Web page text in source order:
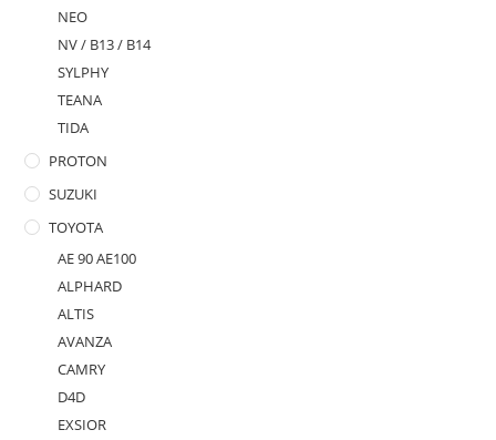
NEO
NV / B13 / B14
SYLPHY
TEANA
TIDA
PROTON
SUZUKI
TOYOTA
AE 90 AE100
ALPHARD
ALTIS
AVANZA
CAMRY
D4D
EXSIOR